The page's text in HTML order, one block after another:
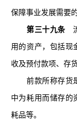
保障事业发展需要
第三十九条流
用的资产，包括现
收及预付款项、存货
前款所称存货是
中为耗用而储存的
耗品等。